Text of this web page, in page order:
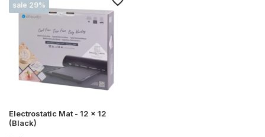
sale 29%
Electrostatic Mat - 12 x 12
(Black)